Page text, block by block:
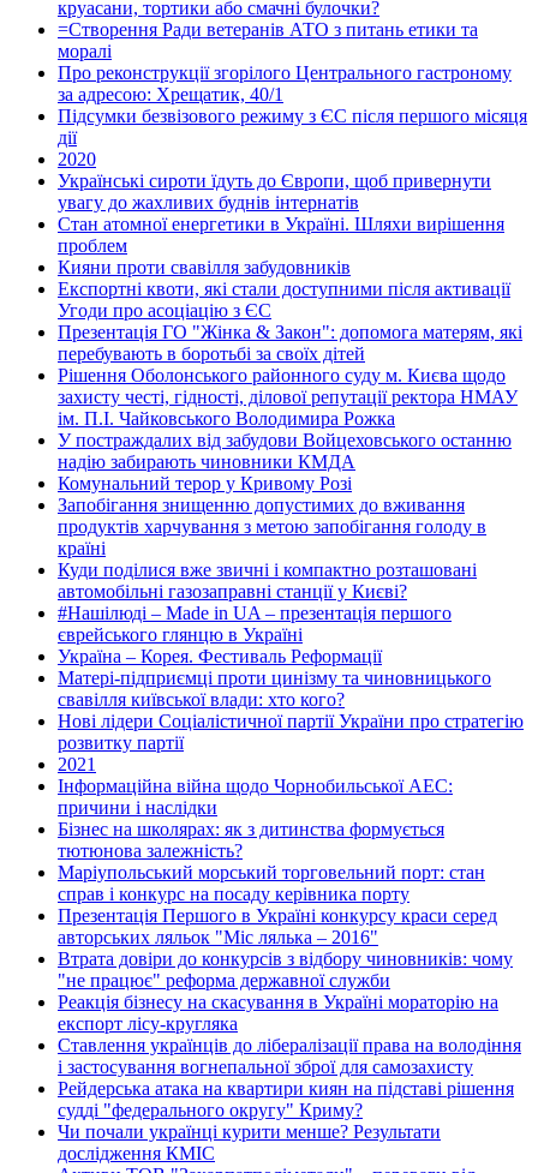
круасани, тортики або смачні булочки?
=Створення Ради ветеранів АТО з питань етики та
моралі
Про реконструкції згорілого Центрального гастроному
за адресою: Хрещатик, 40/1
Підсумки безвізового режиму з ЄС після першого місяця
дії
2020
Українські сироти їдуть до Європи, щоб привернути
увагу до жахливих буднів інтернатів
Стан атомної енергетики в Україні. Шляхи вирішення
проблем
Кияни проти свавілля забудовників
Експортні квоти, які стали доступними після активації
Угоди про асоціацію з ЄС
Презентація ГО "Жінка & Закон": допомога матерям, які
перебувають в боротьбі за своїх дітей
Рішення Оболонського районного суду м. Києва щодо
захисту честі, гідності, ділової репутації ректора НМАУ
ім. П.І. Чайковського Володимира Рожка
У постраждалих від забудови Войцеховського останню
надію забирають чиновники КМДА
Комунальний терор у Кривому Розі
Запобігання знищенню допустимих до вживання
продуктів харчування з метою запобігання голоду в
країні
Куди поділися вже звичні і компактно розташовані
автомобільні газозаправні станції у Києві?
#Нашілюді – Made in UA – презентація першого
єврейського глянцю в Україні
Україна – Корея. Фестиваль Реформації
Матері-підприємці проти цинізму та чиновницького
свавілля київської влади: хто кого?
Нові лідери Соціалістичної партії України про стратегію
розвитку партії
2021
Інформаційна війна щодо Чорнобильської АЕС:
причини і наслідки
Бізнес на школярах: як з дитинства формується
тютюнова залежність?
Маріупольський морський торговельний порт: стан
справ і конкурс на посаду керівника порту
Презентація Першого в Україні конкурсу краси серед
авторських ляльок "Міс лялька – 2016"
Втрата довіри до конкурсів з відбору чиновників: чому
"не працює" реформа державної служби
Реакція бізнесу на скасування в Україні мораторію на
експорт лісу-кругляка
Ставлення українців до лібералізації права на володіння
і застосування вогнепальної зброї для самозахисту
Рейдерська атака на квартири киян на підставі рішення
судді "федерального округу" Криму?
Чи почали українці курити менше? Результати
дослідження КМІС